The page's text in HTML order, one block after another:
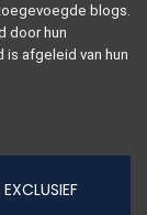
blogs.
door hun
afgeleid van hun